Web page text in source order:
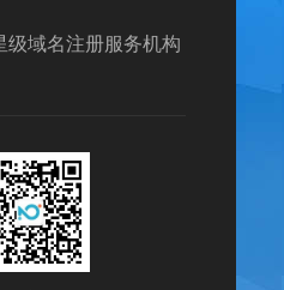
级域名注册服务机构